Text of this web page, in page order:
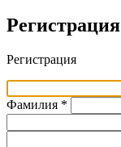
Регистрация
Регистрация
Фамилия *